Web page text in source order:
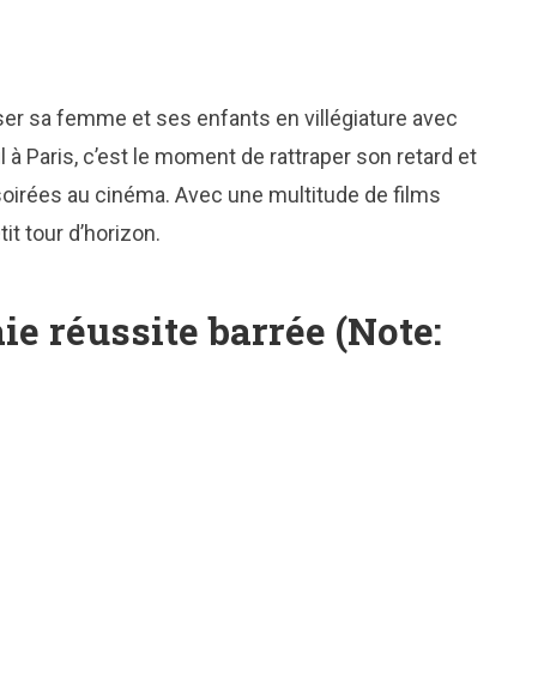
sa femme et ses enfants en villégiature avec
Paris, c’est le moment de rattraper son retard et
au cinéma. Avec une multitude de films
tour d’horizon.
réussite barrée (Note: